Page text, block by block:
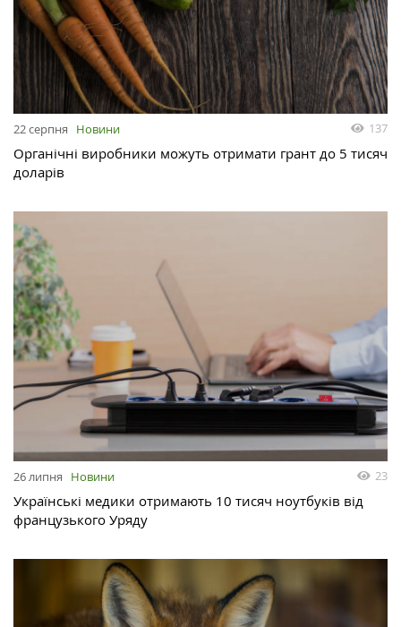
22 серпня Новини 137
Органічні виробники можуть отримати грант до 5 тисяч
доларів
26 липня Новини 23
Українські медики отримають 10 тисяч ноутбуків від
французького Уряду